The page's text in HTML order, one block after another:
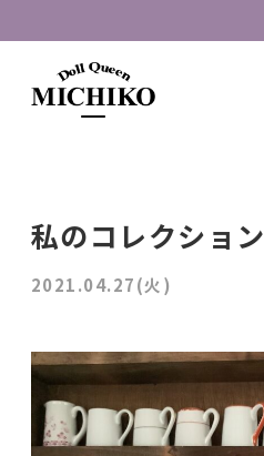
私のコレクション
2021.04.27(火)